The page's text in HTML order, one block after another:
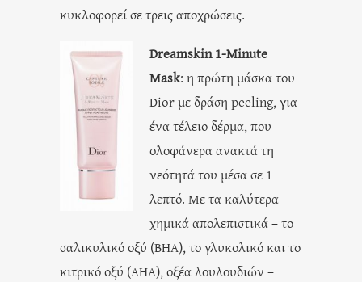
κυκλοφορεί σε τρεις αποχρώσεις.
Dreamskin 1-Minute
Mask: η πρώτη μάσκα του
Dior με δράση peeling, για
ένα τέλειο δέρμα, που
ολοφάνερα ανακτά τη
νεότητά του μέσα σε 1
λεπτό. Με τα καλύτερα
χημικά απολεπιστικά – το
σαλικυλικό οξύ (ΒΗΑ), το γλυκολικό και το
κιτρικό οξύ (AHA), οξέα λουλουδιών –